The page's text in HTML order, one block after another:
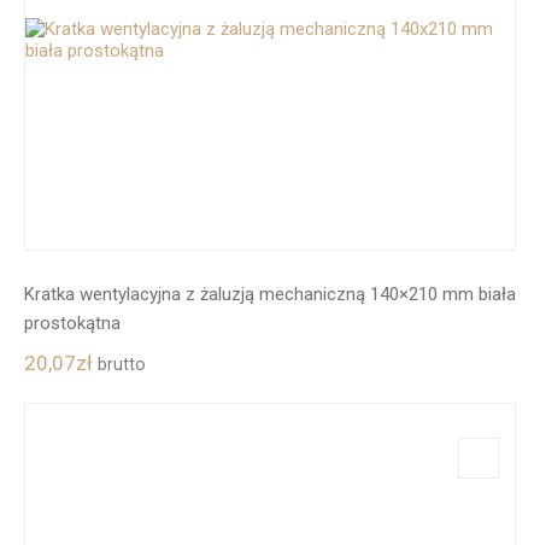
Kratka wentylacyjna z żaluzją mechaniczną 140×210 mm biała
prostokątna
20,07zł brutto